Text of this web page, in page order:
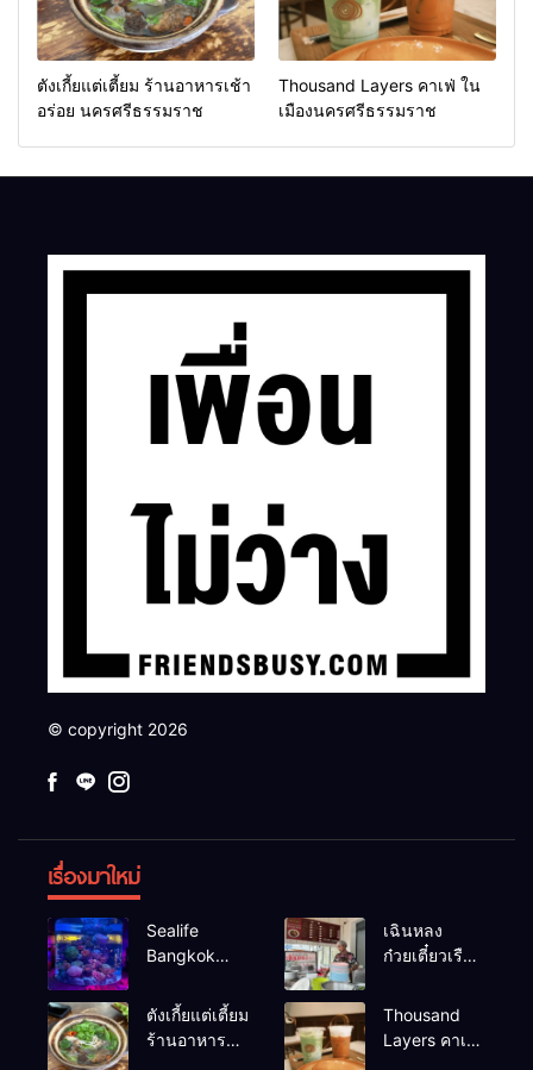
ตังเกี้ยแต่เตี้ยม ร้านอาหารเช้า
อร่อย นครศรีธรรมราช
Thousand Layers คาเฟ่ ใน
เมืองนครศรีธรรมราช
© copyright 2026
เรื่องมาใหม่
Sealife
Bangkok
แบงค์คอก
เฉินหลง
ก๋วยเตี๋ยวเรือ
อร่อยร้านดัง
หาดใหญ่
ตังเกี้ยแต่เตี้ยม
ร้านอาหาร
Thousand
Layers คาเฟ่